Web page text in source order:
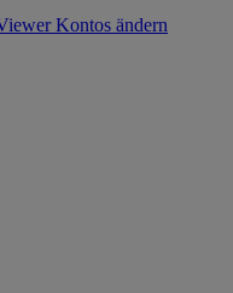
Kontos ändern